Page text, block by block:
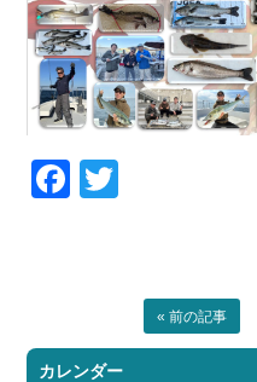
Facebook
« 前の記事
カレンダー